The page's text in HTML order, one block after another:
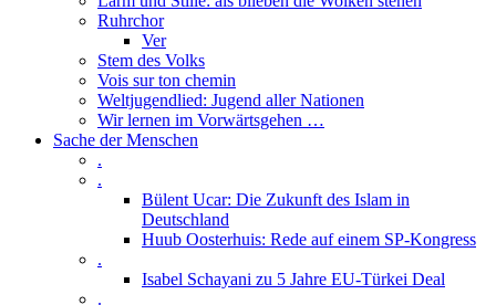
Ruhrchor
Ver
Stem des Volks
Vois sur ton chemin
Weltjugendlied: Jugend aller Nationen
Wir lernen im Vorwärtsgehen …
Sache der Menschen
.
.
Bülent Ucar: Die Zukunft des Islam in
Deutschland
Huub Oosterhuis: Rede auf einem SP-Kongress
.
Isabel Schayani zu 5 Jahre EU-Türkei Deal
.